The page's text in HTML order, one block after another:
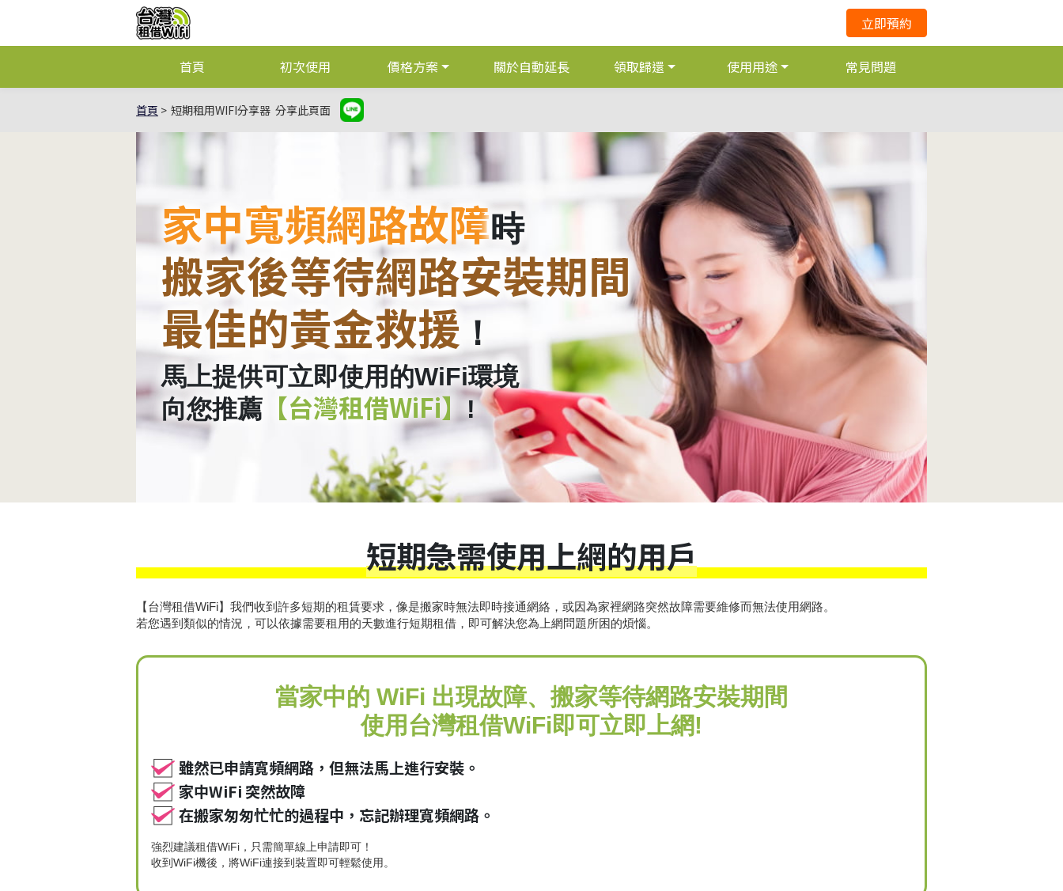
立即預約
首頁 初次使用 價格方案 關於自動延長 領取歸還 使用用途 常見問題
首頁 短期租用WIFI分享器 分享此頁面
家中寬頻網路故障時
搬家後等待網路安裝期間
最佳的黃金救援 ！
馬上提供可立即使用的WiFi環境
向您推薦 【台灣租借WiFi】!
短期急需使用上網的用戶
【台灣租借WiFi】我們收到許多短期的租賃要求，像是搬家時無法即時接通網絡，或因為家裡網路突然故障需要維修而無法使用網路。
若您遇到類似的情況，可以依據需要租用的天數進行短期租借，即可解決您為上網問題所困的煩惱。
當家中的 WiFi 出現故障、搬家等待網路安裝期間
使用台灣租借WiFi即可立即上網!
雖然已申請寬頻網路，但無法馬上進行安裝。
家中WiFi 突然故障
在搬家匆匆忙忙的過程中，忘記辦理寬頻網路。
強烈建議租借WiFi，只需簡單線上申請即可！
收到WiFi機後，將WiFi連接到裝置即可輕鬆使用。